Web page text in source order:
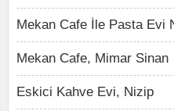
Mekan Cafe İle Pasta Evi
Mekan Cafe, Mimar Sinan
Eskici Kahve Evi, Nizip